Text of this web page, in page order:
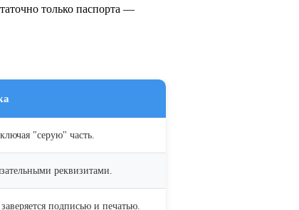
только паспорта —
"серую" часть.
реквизитами.
подписью и печатью.